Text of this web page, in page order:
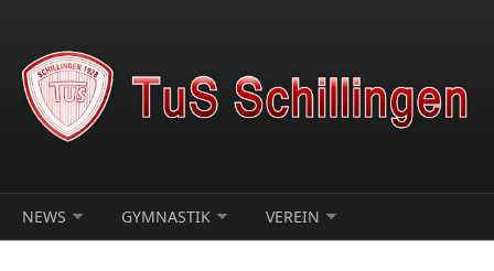
NEWS GYMNASTIK VEREIN